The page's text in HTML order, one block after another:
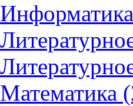
Математика